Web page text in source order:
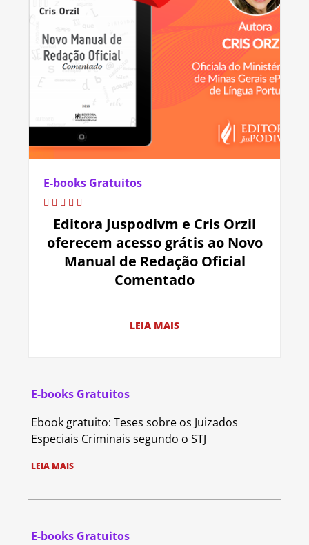
E-books Gratuitos
Editora Juspodivm e Cris Orzil
oferecem acesso grátis ao Novo
Manual de Redação Oficial
Comentado
LEIA MAIS
E-books Gratuitos
Ebook gratuito: Teses sobre os Juizados
Especiais Criminais segundo o STJ
LEIA MAIS
E-books Gratuitos